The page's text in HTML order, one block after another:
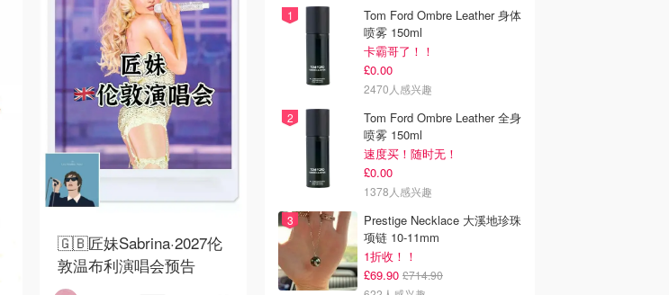
🇬🇧匠妹Sabrina·2027伦
敦温布利演唱会预告
Tom Ford Ombre Leather 身体
喷雾 150ml
卡霸哥了！！
£0.00
2470人感兴趣
Tom Ford Ombre Leather 全身
喷雾 150ml
速度买！随时无！
£0.00
1378人感兴趣
Prestige Necklace 大溪地珍珠
项链 10-11mm
1折收！！
£69.90 £714.90